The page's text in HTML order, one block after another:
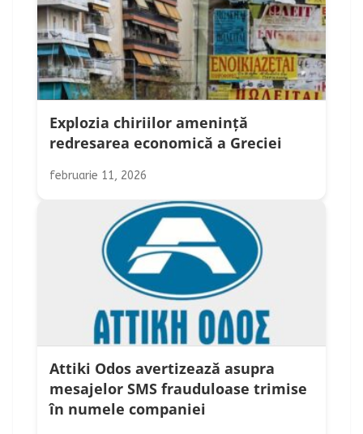
Explozia chiriilor amenință
redresarea economică a Greciei
februarie 11, 2026
Attiki Odos avertizează asupra
mesajelor SMS frauduloase trimise
în numele companiei